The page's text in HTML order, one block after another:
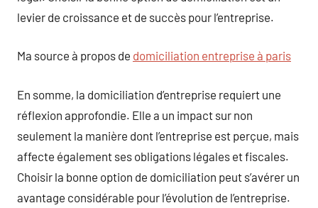
levier de croissance et de succès pour l’entreprise.
Ma source à propos de domiciliation entreprise à paris
En somme, la domiciliation d’entreprise requiert une
réflexion approfondie. Elle a un impact sur non
seulement la manière dont l’entreprise est perçue, mais
affecte également ses obligations légales et fiscales.
Choisir la bonne option de domiciliation peut s’avérer un
avantage considérable pour l’évolution de l’entreprise.